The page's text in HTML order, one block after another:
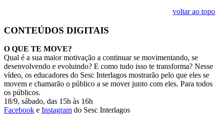
voltar ao topo
CONTEÚDOS DIGITAIS
O QUE TE MOVE?
Qual é a sua maior motivação a continuar se movimentando, se
desenvolvendo e evoluindo? E como tudo isso te transforma? Nesse
vídeo, os educadores do Sesc Interlagos mostrarão pelo que eles se
movem e chamarão o público a se mover junto com eles. Para todos
os públicos.
18/9, sábado, das 15h às 16h
Facebook e Instagram do Sesc Interlagos